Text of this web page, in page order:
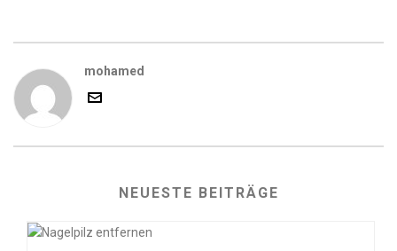
mohamed
NEUESTE BEITRÄGE